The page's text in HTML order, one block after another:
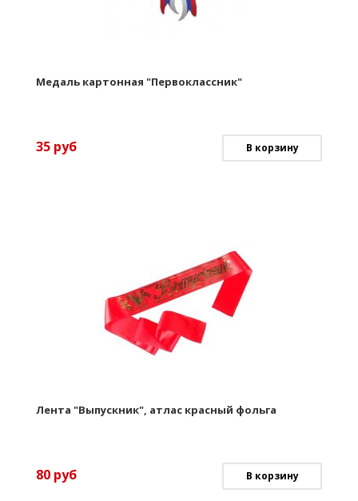
Медаль картонная "Первоклассник"
35 руб В корзину
Лента "Выпускник", атлас красный фольга
80 руб В корзину